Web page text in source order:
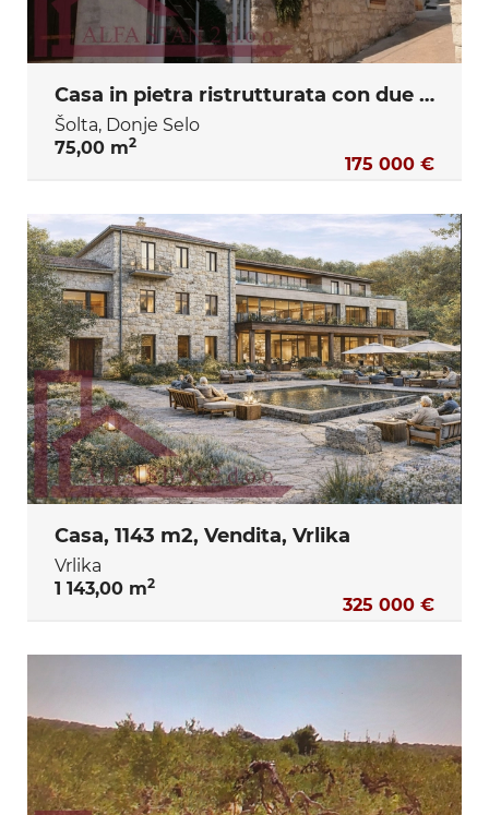
Casa in pietra ristrutturata con due camere da letto e cortile
Šolta, Donje Selo
75,00 m2
175 000 €
Casa, 1143 m2, Vendita, Vrlika
Vrlika
1 143,00 m2
325 000 €